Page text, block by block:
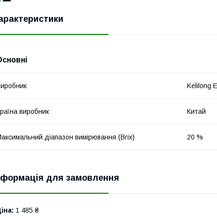
Kelilong
виробник Китай
діапазон вимірювання (Brix) 20 %
для замовлення
1 485 ₴